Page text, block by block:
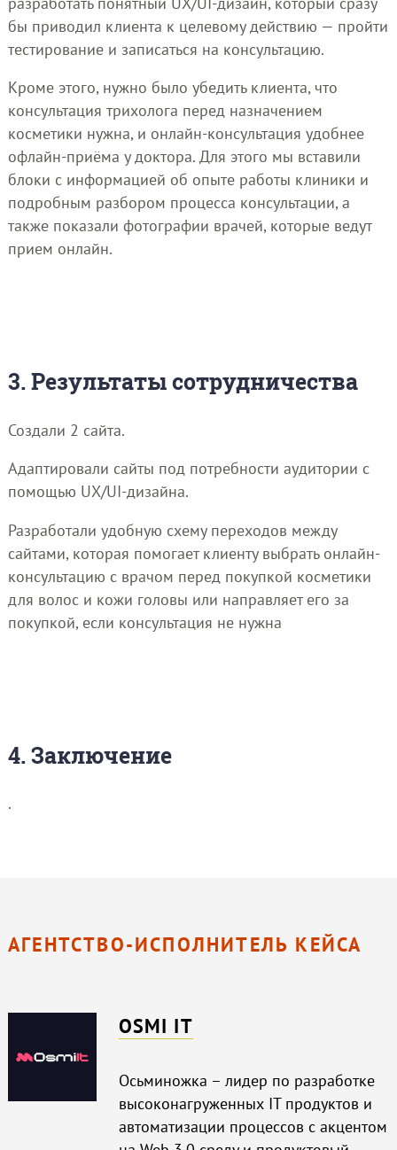
бы приводил клиента к целевому действию — пройти
тестирование и записаться на консультацию.
Кроме этого, нужно было убедить клиента, что
консультация трихолога перед назначением
косметики нужна, и онлайн-консультация удобнее
офлайн-приёма у доктора. Для этого мы вставили
блоки с информацией об опыте работы клиники и
подробным разбором процесса консультации, а
также показали фотографии врачей, которые ведут
прием онлайн.
3. Результаты сотрудничества
Создали 2 сайта.
Адаптировали сайты под потребности аудитории с
помощью UX/UI-дизайна.
Разработали удобную схему переходов между
сайтами, которая помогает клиенту выбрать онлайн-
консультацию с врачом перед покупкой косметики
для волос и кожи головы или направляет его за
покупкой, если консультация не нужна
4. Заключение
.
АГЕНТСТВО-ИСПОЛНИТЕЛЬ КЕЙСА
OSMI IT
Осьминожка – лидер по разработке
высоконагруженных IT продуктов и
автоматизации процессов с акцентом